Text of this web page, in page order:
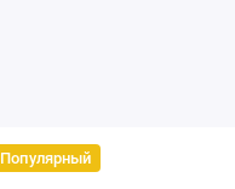
Популярный